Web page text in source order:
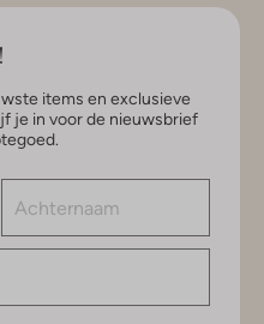
items en exclusieve
je in voor de nieuwsbrief